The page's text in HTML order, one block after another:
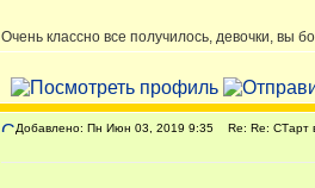
Очень классно все получилось, девочки, вы
Добавлено: Пн Июн 03, 2019 9:35 Re: Re: СТарт